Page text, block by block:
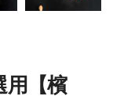
用【檳